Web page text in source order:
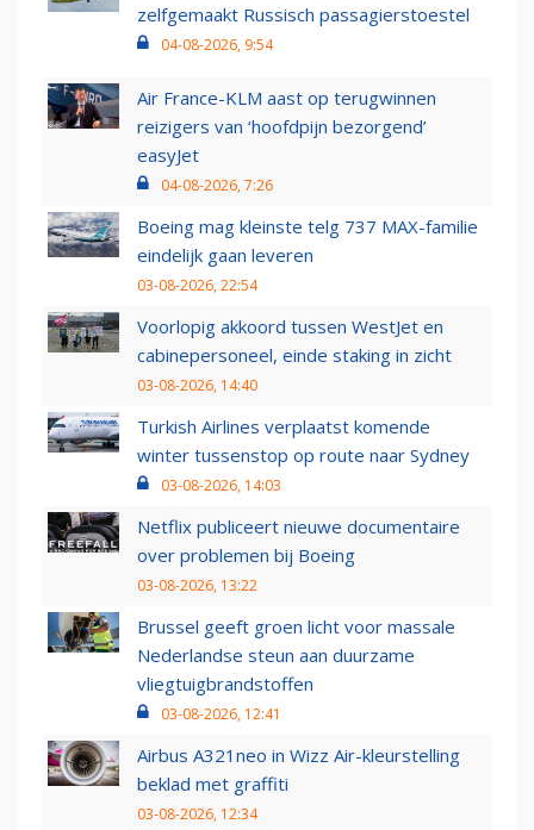
zelfgemaakt Russisch passagierstoestel
04-08-2026, 9:54
Air France-KLM aast op terugwinnen
reizigers van ‘hoofdpijn bezorgend’
easyJet
04-08-2026, 7:26
Boeing mag kleinste telg 737 MAX-familie
eindelijk gaan leveren
03-08-2026, 22:54
Voorlopig akkoord tussen WestJet en
cabinepersoneel, einde staking in zicht
03-08-2026, 14:40
Turkish Airlines verplaatst komende
winter tussenstop op route naar Sydney
03-08-2026, 14:03
Netflix publiceert nieuwe documentaire
over problemen bij Boeing
03-08-2026, 13:22
Brussel geeft groen licht voor massale
Nederlandse steun aan duurzame
vliegtuigbrandstoffen
03-08-2026, 12:41
Airbus A321neo in Wizz Air-kleurstelling
beklad met graffiti
03-08-2026, 12:34